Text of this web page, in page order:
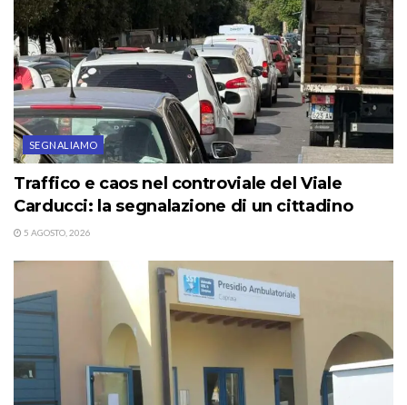
SEGNALIAMO
Traffico e caos nel controviale del Viale
Carducci: la segnalazione di un cittadino
5 AGOSTO, 2026